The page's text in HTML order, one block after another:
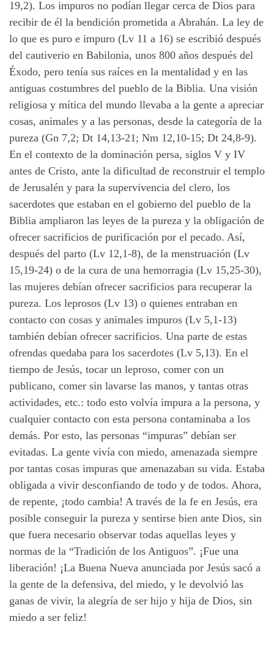
19,2). Los impuros no podían llegar cerca de Dios para
recibir de él la bendición prometida a Abrahán. La ley de
lo que es puro e impuro (Lv 11 a 16) se escribió después
del cautiverio en Babilonia, unos 800 años después del
Éxodo, pero tenía sus raíces en la mentalidad y en las
antiguas costumbres del pueblo de la Biblia. Una visión
religiosa y mítica del mundo llevaba a la gente a apreciar
cosas, animales y a las personas, desde la categoría de la
pureza (Gn 7,2; Dt 14,13-21; Nm 12,10-15; Dt 24,8-9).
En el contexto de la dominación persa, siglos V y IV
antes de Cristo, ante la dificultad de reconstruir el templo
de Jerusalén y para la supervivencia del clero, los
sacerdotes que estaban en el gobierno del pueblo de la
Biblia ampliaron las leyes de la pureza y la obligación de
ofrecer sacrificios de purificación por el pecado. Así,
después del parto (Lv 12,1-8), de la menstruación (Lv
15,19-24) o de la cura de una hemorragia (Lv 15,25-30),
las mujeres debían ofrecer sacrificios para recuperar la
pureza. Los leprosos (Lv 13) o quienes entraban en
contacto con cosas y animales impuros (Lv 5,1-13)
también debían ofrecer sacrificios. Una parte de estas
ofrendas quedaba para los sacerdotes (Lv 5,13). En el
tiempo de Jesús, tocar un leproso, comer con un
publicano, comer sin lavarse las manos, y tantas otras
actividades, etc.: todo esto volvía impura a la persona, y
cualquier contacto con esta persona contaminaba a los
demás. Por esto, las personas “impuras” debían ser
evitadas. La gente vivía con miedo, amenazada siempre
por tantas cosas impuras que amenazaban su vida. Estaba
obligada a vivir desconfiando de todo y de todos. Ahora,
de repente, ¡todo cambia! A través de la fe en Jesús, era
posible conseguir la pureza y sentirse bien ante Dios, sin
que fuera necesario observar todas aquellas leyes y
normas de la “Tradición de los Antiguos”. ¡Fue una
liberación! ¡La Buena Nueva anunciada por Jesús sacó a
la gente de la defensiva, del miedo, y le devolvió las
ganas de vivir, la alegría de ser hijo y hija de Dios, sin
miedo a ser feliz!